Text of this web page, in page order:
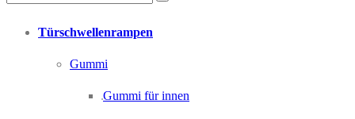
Türschwellenrampen
Gummi
Gummi für innen